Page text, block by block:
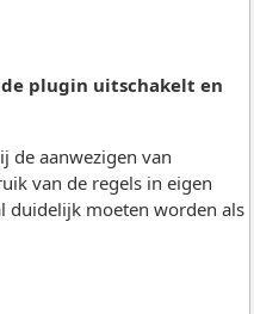
plugin uitschakelt en
de aanwezigen van
van de regels in eigen
duidelijk moeten worden als